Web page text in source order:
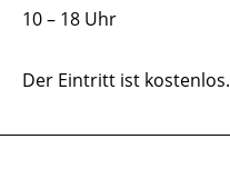
10 – 18 Uhr
Der Eintritt ist kostenlos.